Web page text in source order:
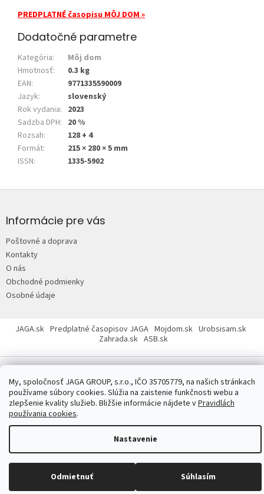
My, spoločnosť JAGA GROUP, s.r.o., IČO 35705779, na našich stránkach
používame súbory cookies. Slúžia na zaistenie funkčnosti webu a
zlepšenie kvality služieb. Bližšie informácie nájdete vPravidlách
používania cookies.
Nastavenie
Odmietnuť Súhlasím
PREDPLATNÉ časopisu MÔJ DOM »
Dodatočné parametre
Kategória:
Môj dom
Hmotnosť:
0.3 kg
EAN:
9771335590009
Jazyk:
slovenský
Rok vydania: 2023
Sadzba DPH: 20 %
Rozsah:
128 + 4
Formát:
215 × 280 × 5 mm
ISSN: 1335-5902
p
e
Informácie pre vás
Poštovné a doprava
Kontakty
O nás
Obchodné podmienky
Osobné údaje
JAGA.sk Predplatné časopisov JAGA Mojdom.sk Urobsisam.sk
Zahrada.sk ASB.sk
Copyright 2026JAGASTORE.sk. Všetky práva vyhradené.Upraviť